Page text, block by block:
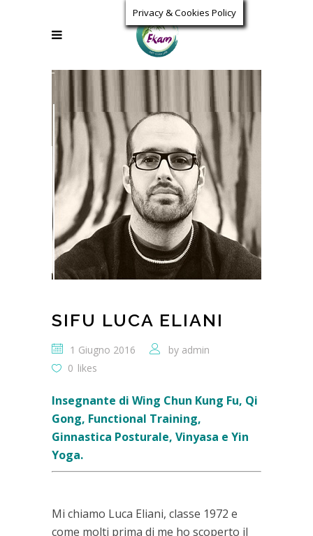
SIFU LUCA ELIANI
1 Giugno 2016 by admin
0 likes
Insegnante di Wing Chun Kung Fu, Qi
Gong, Functional Training,
Ginnastica Posturale, Vinyasa e Yin
Yoga.
Mi chiamo Luca Eliani, classe 1972 e
come molti prima di me ho scoperto il
Privacy & Cookies Policy